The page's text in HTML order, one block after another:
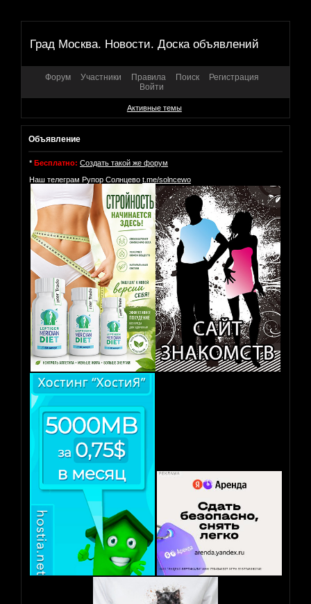
Град Москва. Новости. Доска объявлений
Форум Участники Правила Поиск
Регистрация
Войти
Активные темы
Объявление
* Бесплатно: Создать такой же форум
Наш телеграм Рупор Солнцево t.me/solncewo